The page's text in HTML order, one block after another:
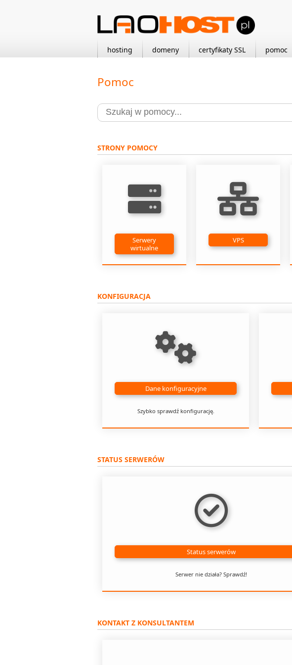
hosting domeny certyfikaty SSL pomoc
Pomoc
STRONY POMOCY
Serwery
wirtualne
VPS
KONFIGURACJA
Dane konfiguracyjne
Szybko sprawdź konfigurację.
STATUS SERWERÓW
Status serwerów
Serwer nie działa? Sprawdź!
KONTAKT Z KONSULTANTEM